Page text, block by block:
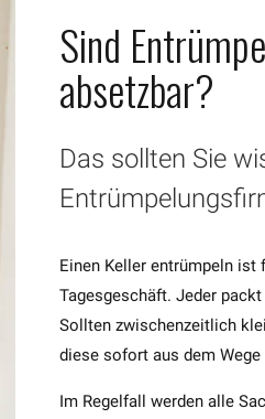
Sind
absetzbar?
Das sollten Sie
Einen Keller entrümpeln ist
Tagesgeschäft. Jeder
Sollten zwischenzeitlich
diese sofort aus dem
Im Regelfall werden alle